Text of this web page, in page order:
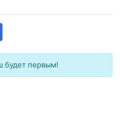
будет первым!